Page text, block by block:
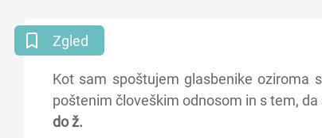
Zgled
Kot sam spoštujem glasbenike oziroma
poštenim človeškim odnosom in s tem,
do ž.